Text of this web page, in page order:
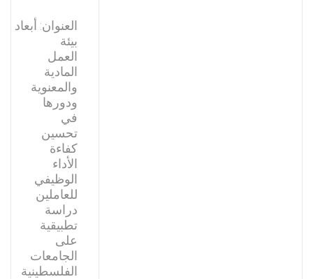
العنوان: أبعاد
بيئة
العمل
المادية
والمعنوية
ودورها
في
تحسين
كفاءة
الأداء
الوظيفي
للعاملين
دراسة
تطبيقية
على
الجامعات
الفلسطينية